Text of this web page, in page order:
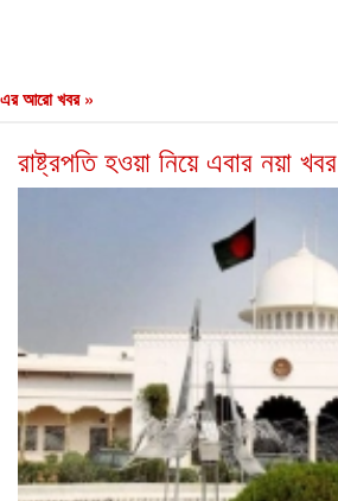
এর আরো খবর »
রাষ্ট্রপতি হওয়া নিয়ে এবার নয়া খবর